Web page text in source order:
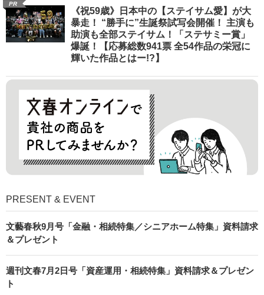
PR
《祝59歳》日本中の【ステイサム愛】が大
暴走！ “勝手に”生誕祭試写会開催！ 主演も
助演も全部ステイサム！「ステサミー賞」
爆誕！【応募総数941票 全54作品の栄冠に
輝いた作品とはー!?】
PRESENT & EVENT
文藝春秋9月号「金融・相続特集／シニアホーム特集」資料請求
＆プレゼント
週刊文春7月2日号「資産運用・相続特集」資料請求＆プレゼン
ト